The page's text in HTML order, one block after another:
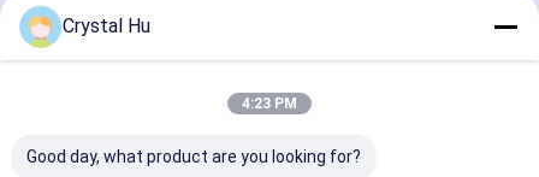
Sơ đồ trang web
Chính sách bảo mật
Máy chiết rót chaiNhà máy trung quốc.Copyright © 2026
Metica Machinery (Shanghai) Co., Ltd.. All Rights Reserved.
Crystal Hu
4:23 PM
Good day, what product are you looking for?